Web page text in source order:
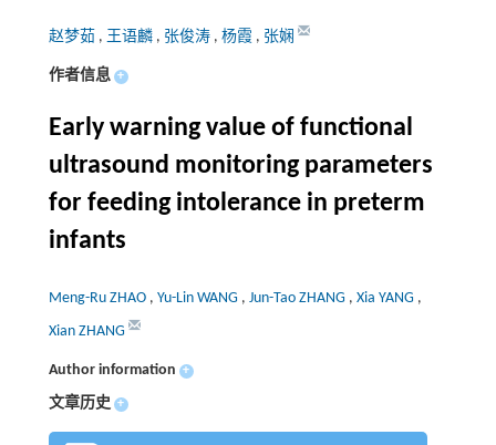
赵梦茹 , 王语麟 , 张俊涛 , 杨霞 , 张娴
作者信息 +
Early warning value of functional
ultrasound monitoring parameters
for feeding intolerance in preterm
infants
Meng-Ru ZHAO , Yu-Lin WANG , Jun-Tao ZHANG , Xia YANG ,
Xian ZHANG
Author information +
文章历史 +